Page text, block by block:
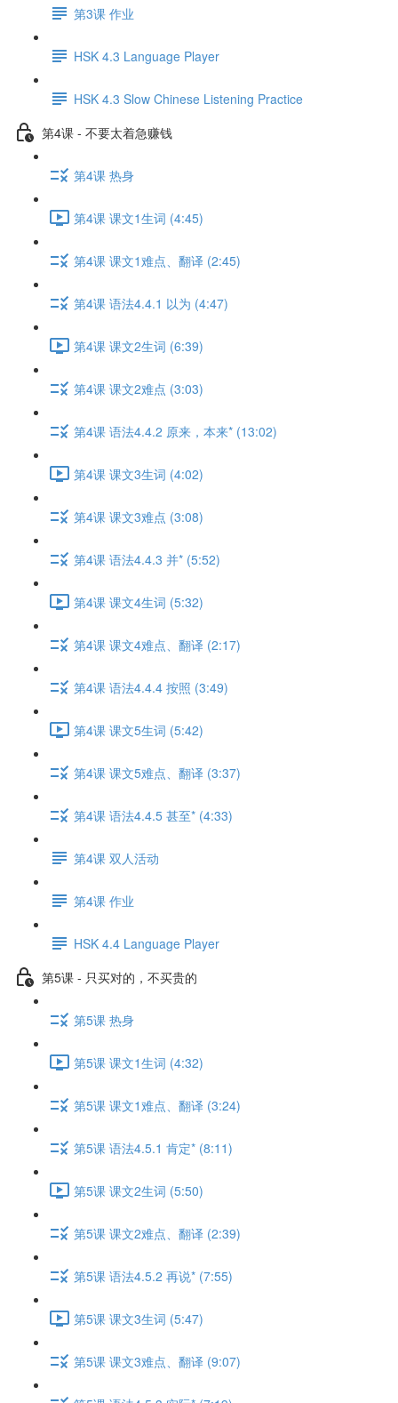
第3课 作业
HSK 4.3 Language Player
HSK 4.3 Slow Chinese Listening Practice
第4课 - 不要太着急赚钱
第4课 热身
第4课 课文1生词 (4:45)
第4课 课文1难点、翻译 (2:45)
第4课 语法4.4.1 以为 (4:47)
第4课 课文2生词 (6:39)
第4课 课文2难点 (3:03)
第4课 语法4.4.2 原来，本来* (13:02)
第4课 课文3生词 (4:02)
第4课 课文3难点 (3:08)
第4课 语法4.4.3 并* (5:52)
第4课 课文4生词 (5:32)
第4课 课文4难点、翻译 (2:17)
第4课 语法4.4.4 按照 (3:49)
第4课 课文5生词 (5:42)
第4课 课文5难点、翻译 (3:37)
第4课 语法4.4.5 甚至* (4:33)
第4课 双人活动
第4课 作业
HSK 4.4 Language Player
第5课 - 只买对的，不买贵的
第5课 热身
第5课 课文1生词 (4:32)
第5课 课文1难点、翻译 (3:24)
第5课 语法4.5.1 肯定* (8:11)
第5课 课文2生词 (5:50)
第5课 课文2难点、翻译 (2:39)
第5课 语法4.5.2 再说* (7:55)
第5课 课文3生词 (5:47)
第5课 课文3难点、翻译 (9:07)